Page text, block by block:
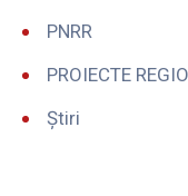
PNRR
PROIECTE REGIO
Știri